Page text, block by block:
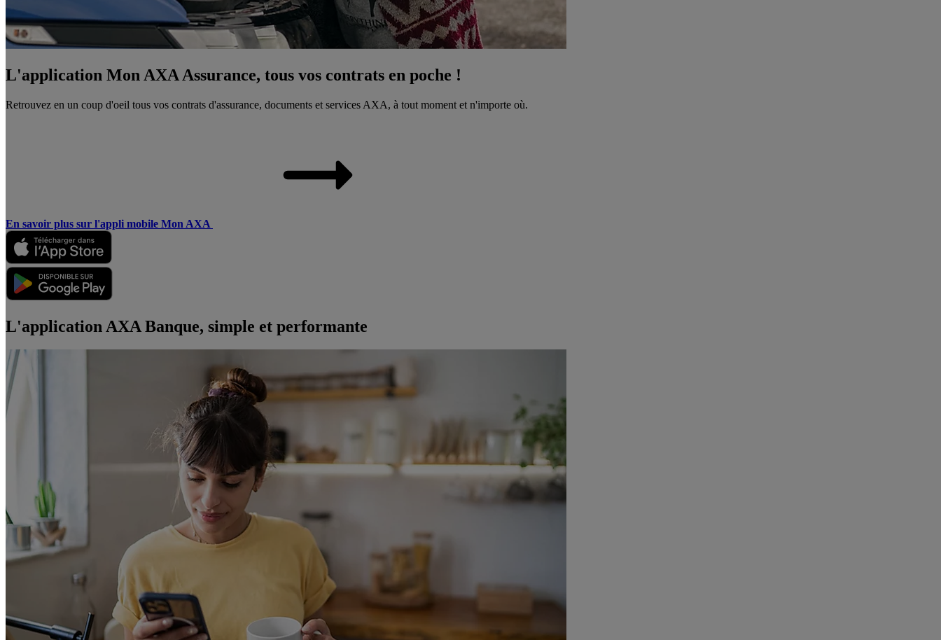
L'application Mon AXA Assurance, tous vos contrats en poche !
Retrouvez en un coup d'oeil tous vos contrats d'assurance, documents et services AXA, à tout moment et n'importe où.
En savoir plus sur l'appli mobile Mon AXA
L'application AXA Banque, simple et performante